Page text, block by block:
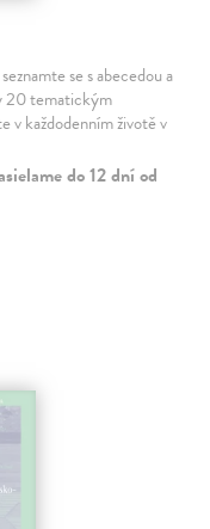
se s abecedou a
20 tematickým
v každodenním životě v
do 12 dní od